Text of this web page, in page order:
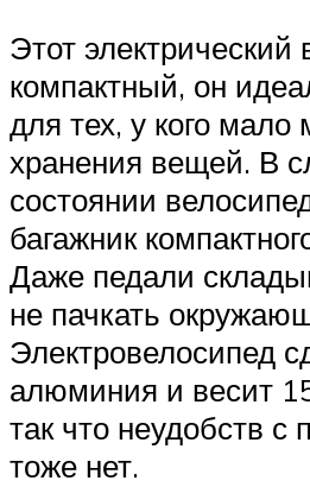
Этот электрический
компактный, он
для тех, у кого мало
хранения вещей. В
состоянии
багажник
Даже педали
не пачкать
Электровелосипед
алюминия и весит
так что неудобств с
тоже нет.